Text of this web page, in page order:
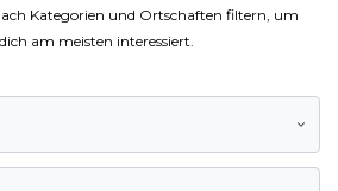
Kategorien und Ortschaften filtern, um
am meisten interessiert.